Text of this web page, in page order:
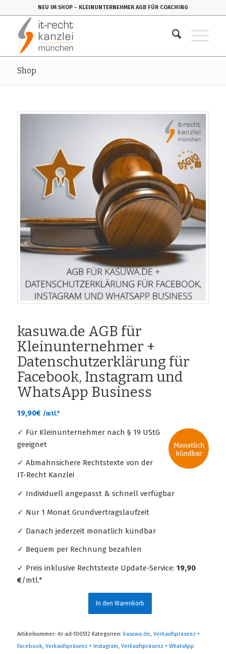
NEU IM SHOP - KLEINUNTERNEHMER AGB FÜR COACHING
Shop
kasuwa.de AGB für
Kleinunternehmer +
Datenschutzerklärung für
Facebook, Instagram und
WhatsApp Business
19,90€ /mtl.*
✓ Für Kleinunternehmer nach § 19 UStG
geeignet
✓ Abmahnsichere Rechtstexte von der
IT-Recht Kanzlei
✓ Individuell angepasst & schnell verfügbar
✓ Nur 1 Monat Grundvertragslaufzeit
✓ Danach jederzeit monatlich kündbar
✓ Bequem per Rechnung bezahlen
✓ Preis inklusive Rechtstexte Update-Service: 19,90
€/mtl.*
In den Warenkorb
Artikelnummer: itr-ad-100512 Kategorien: kasuwa.de, Verkaufspräsenz +
Facebook, Verkaufspräsenz + Instagram, Verkaufspräsenz + WhatsApp